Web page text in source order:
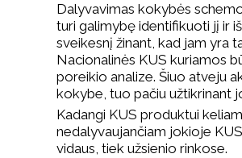
Dalyvavimas kokybės
turi galimybę identifikuoti jį ir
sveikesnį žinant, kad jam yra
Nacionalinės KUS kuriamos
poreikio analize. Šiuo atveju
kokybe, tuo pačiu užtikrinant
Kadangi KUS produktui
nedalyvaujančiam jokioje
vidaus, tiek užsienio rinkose.